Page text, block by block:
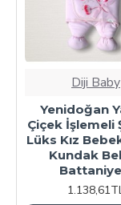
Yapay
İşlemeli Şapkalı
Kız Bebek Ayaklı
Bebek
Battaniyesi
1.138,61TL